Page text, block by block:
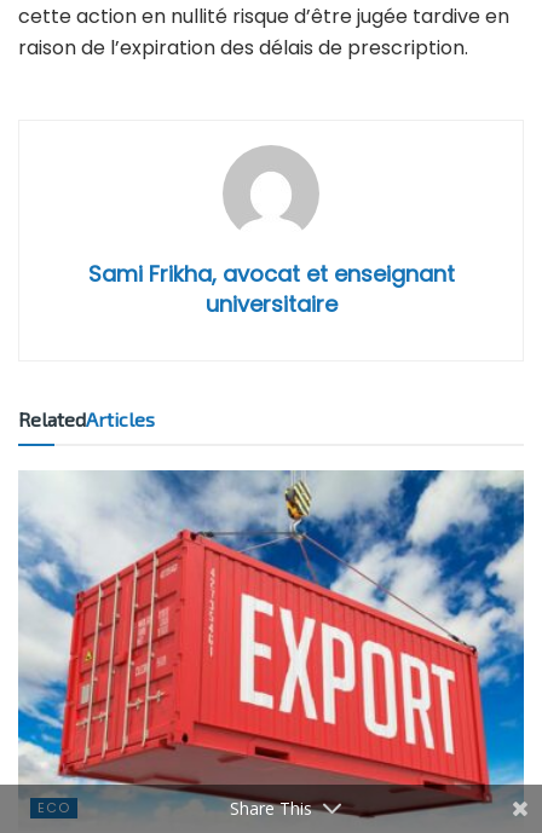
cette action en nullité risque d’être jugée tardive en
raison de l’expiration des délais de prescription.
Sami Frikha, avocat et enseignant
universitaire
RelatedArticles
ECO Share This